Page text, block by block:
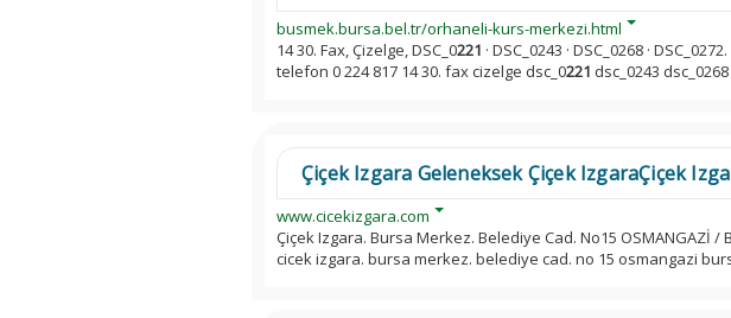
busmek.bursa.bel.tr/orhaneli-kurs-merkezi.html
14 30. Fax, Çizelge, DSC_0221 · DSC_0243 · DSC_0268 ·
telefon 0 224 817 14 30. fax cizelge dsc_0221 dsc_0243
Çiçek Izgara Geleneksek Çiçek IzgaraÇiçek
www.cicekizgara.com
Çiçek Izgara. Bursa Merkez. Belediye Cad. No15 OSMANGAZİ /
cicek izgara. bursa merkez. belediye cad. no 15 osmangazi